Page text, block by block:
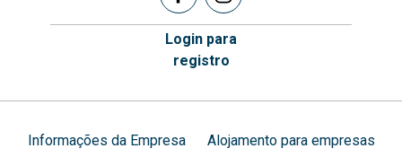
Login para
registro
Informações da Empresa Alojamento para empresas